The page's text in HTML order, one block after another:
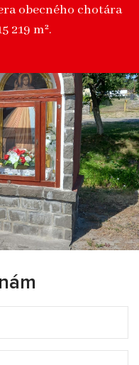
obecného chotára
219 m².